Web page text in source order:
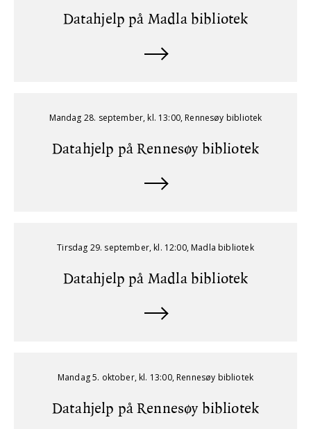
Datahjelp på Madla bibliotek
Mandag 28. september, kl. 13:00, Rennesøy bibliotek
Datahjelp på Rennesøy bibliotek
Tirsdag 29. september, kl. 12:00, Madla bibliotek
Datahjelp på Madla bibliotek
Mandag 5. oktober, kl. 13:00, Rennesøy bibliotek
Datahjelp på Rennesøy bibliotek